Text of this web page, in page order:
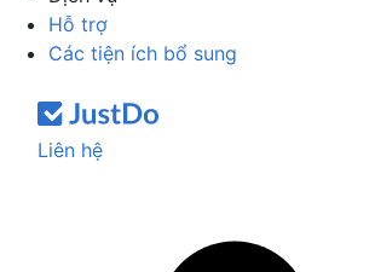
Hỗ trợ
Các tiện ích bổ sung
Liên hệ